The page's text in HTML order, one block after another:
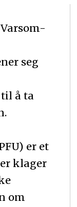
seg
å ta
er et
klager
om